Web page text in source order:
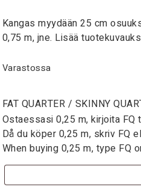
Kangas myydään 25 cm
0,75 m, jne. Lisää
Varastossa
FAT QUARTER / SKINNY
Ostaessasi 0,25 m, kirjoita FQ
Då du köper 0,25 m, skriv FQ
When buying 0,25 m, type FQ